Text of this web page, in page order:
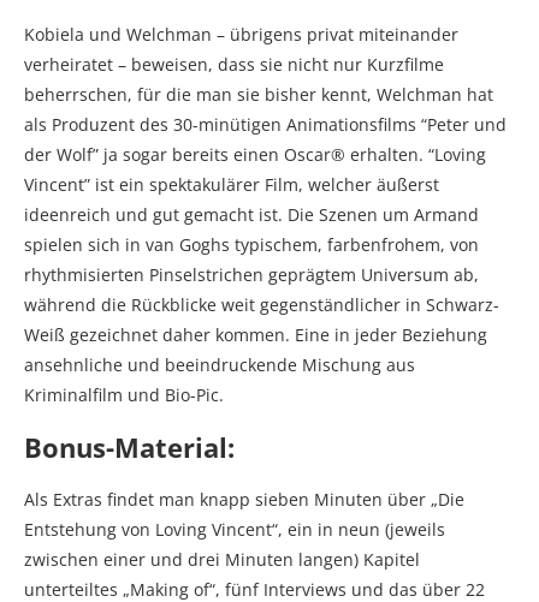
Kobiela und Welchman – übrigens privat miteinander
verheiratet – beweisen, dass sie nicht nur Kurzfilme
beherrschen, für die man sie bisher kennt, Welchman hat
als Produzent des 30-minütigen Animationsfilms “Peter und
der Wolf” ja sogar bereits einen Oscar® erhalten. “Loving
Vincent” ist ein spektakulärer Film, welcher äußerst
ideenreich und gut gemacht ist. Die Szenen um Armand
spielen sich in van Goghs typischem, farbenfrohem, von
rhythmisierten Pinselstrichen geprägtem Universum ab,
während die Rückblicke weit gegenständlicher in Schwarz-
Weiß gezeichnet daher kommen. Eine in jeder Beziehung
ansehnliche und beeindruckende Mischung aus
Kriminalfilm und Bio-Pic.
Bonus-Material:
Als Extras findet man knapp sieben Minuten über „Die
Entstehung von Loving Vincent“, ein in neun (jeweils
zwischen einer und drei Minuten langen) Kapitel
unterteiltes „Making of“, fünf Interviews und das über 22